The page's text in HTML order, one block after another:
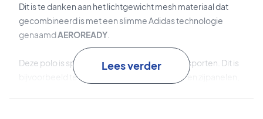
Dit is te danken aan het lichtgewicht mesh materiaal dat
gecombineerd is met een slimme Adidas technologie
genaamdAEROREADY
Deze polo is speciaal ontworpen voor racketsporten. Dit is
bijvoorbeeld te zien aan de mesh schouder- en zijpanelen,
Lees verder